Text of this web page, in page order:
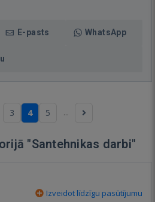
E-pasts WhatsApp
3 4 5 ...
"Santehnikas darbi"
Izveidot līdzīgu pasūtījumu